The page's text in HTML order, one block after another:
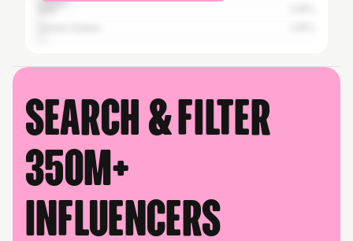
Search & filter
350M+
influencers